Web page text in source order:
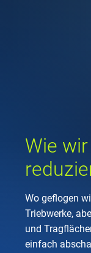
Wie
Wo geflogen
Triebwerke,
und
einfach